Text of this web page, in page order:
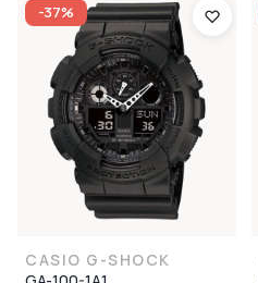
-37%
CASIO G-SHOCK